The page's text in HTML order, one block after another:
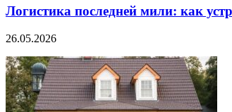
Логистика последней мили: как
26.05.2026